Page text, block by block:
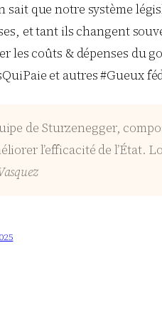
sait que notre système
et tant ils changent
les coûts & dépenses du
et autres #Gueux
de Sturzenegger,
l’efficacité de l’État.